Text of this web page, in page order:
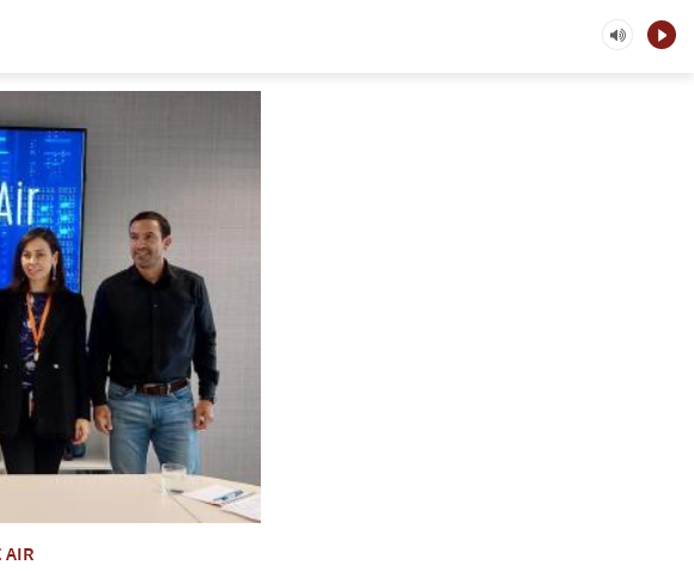
AIR